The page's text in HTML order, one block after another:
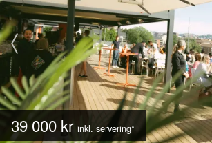
39 000 kr inkl. servering*